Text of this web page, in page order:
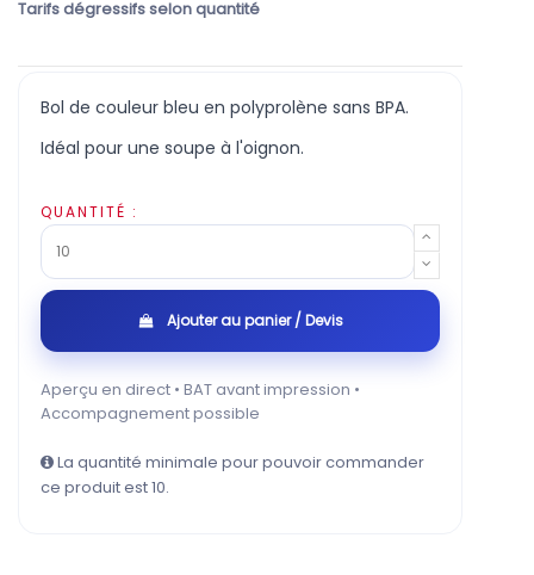
Tarifs dégressifs selon quantité
Bol de couleur bleu en polyprolène sans BPA.
Idéal pour une soupe à l'oignon.
QUANTITÉ :
Ajouter au panier / Devis
Aperçu en direct • BAT avant impression •
Accompagnement possible
La quantité minimale pour pouvoir commander
ce produit est 10.